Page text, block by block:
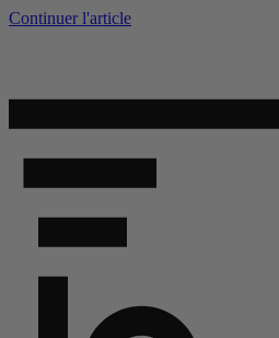
Continuer l'article